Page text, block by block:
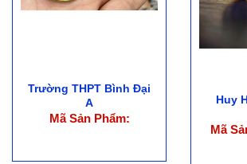
Trường THPT Bình Đại
A
Mã Sản Phẩm:
Huy
Mã